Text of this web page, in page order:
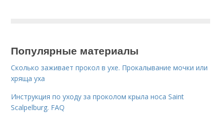
Популярные материалы
Сколько заживает прокол в ухе. Прокалывание мочки или
хряща уха
Инструкция по уходу за проколом крыла носа Saint
Scalpelburg. FAQ